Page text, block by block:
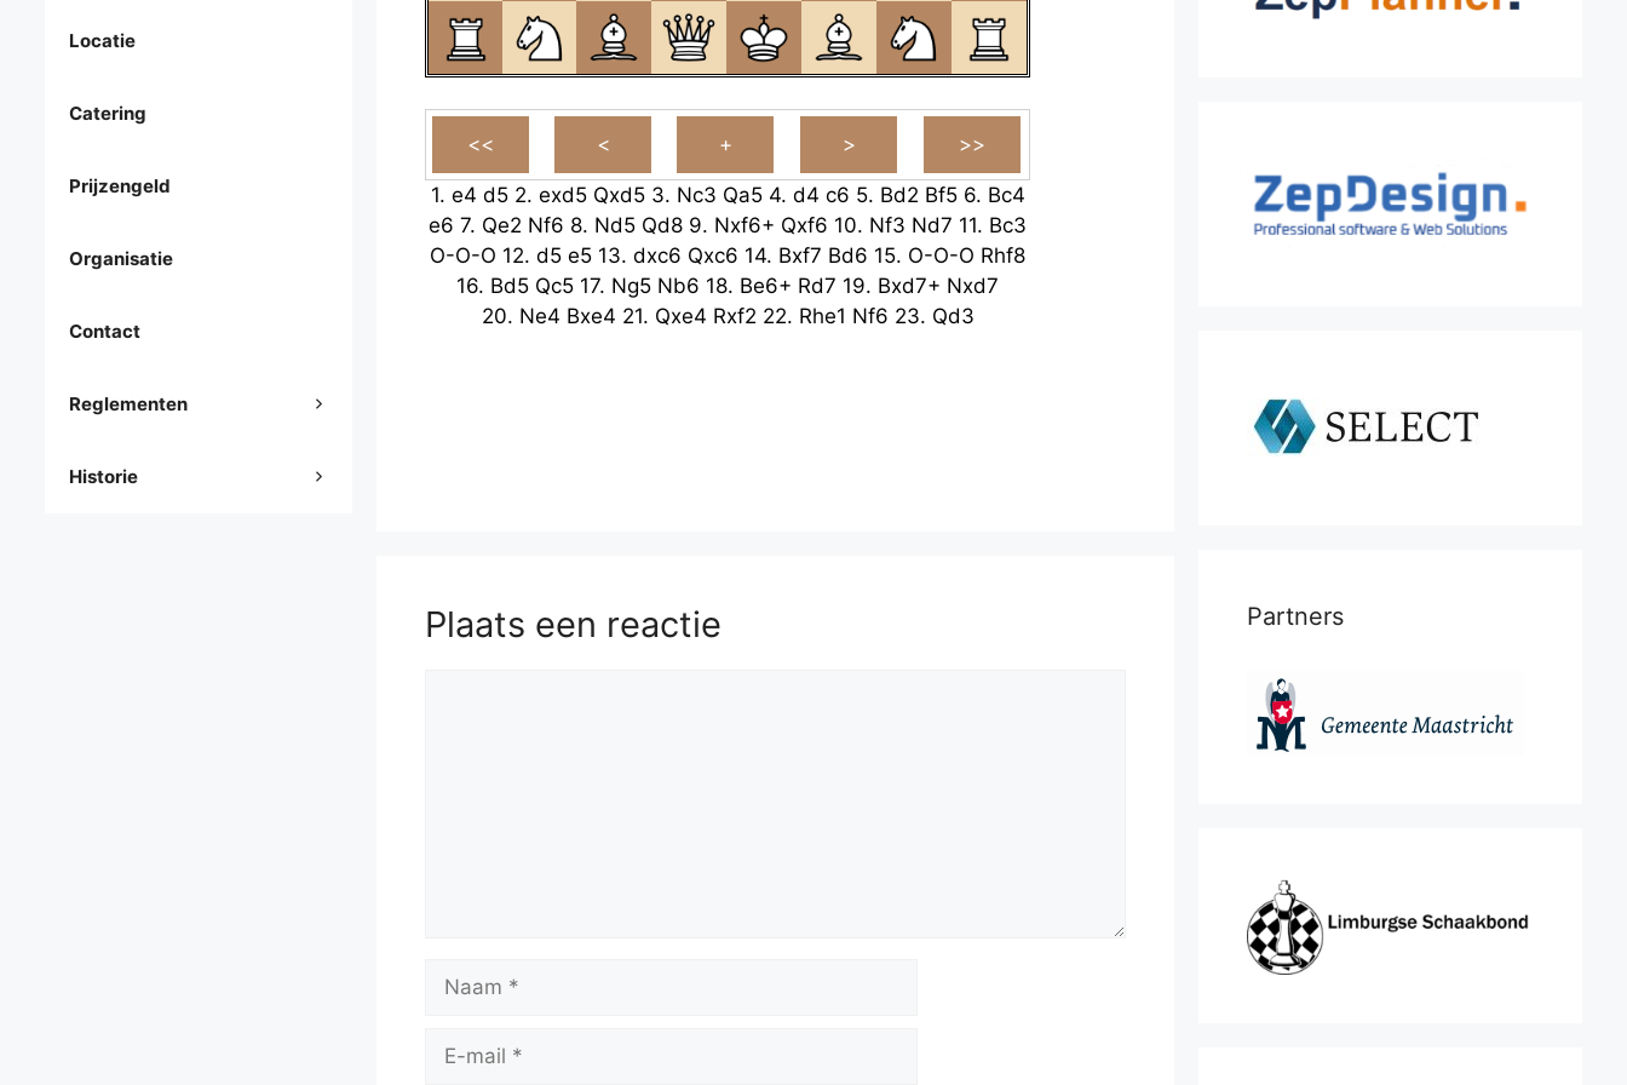
1. e4 d5 2. exd5 Qxd5 3. Nc3 Qa5 4. d4 c6 5. Bd2 Bf5 6. Bc4
e6 7. Qe2 Nf6 8. Nd5 Qd8 9. Nxf6+ Qxf6 10. Nf3 Nd7 11. Bc3
O-O-O 12. d5 e5 13. dxc6 Qxc6 14. Bxf7 Bd6 15. O-O-O Rhf8
16. Bd5 Qc5 17. Ng5 Nb6 18. Be6+ Rd7 19. Bxd7+ Nxd7
20. Ne4 Bxe4 21. Qxe4 Rxf2 22. Rhe1 Nf6 23. Qd3
Plaats een reactie
mail
Locatie
Catering
Prijzengeld
Organisatie
Contact
Reglementen
Historie
Partners